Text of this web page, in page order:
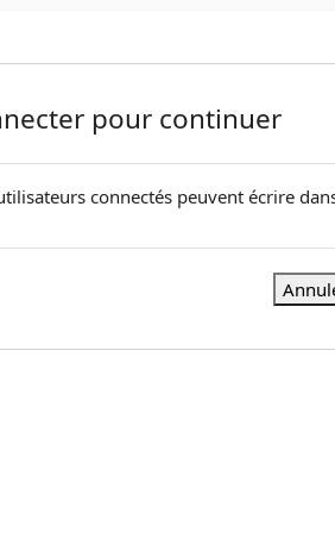
pour continuer
connectés peuvent écrire